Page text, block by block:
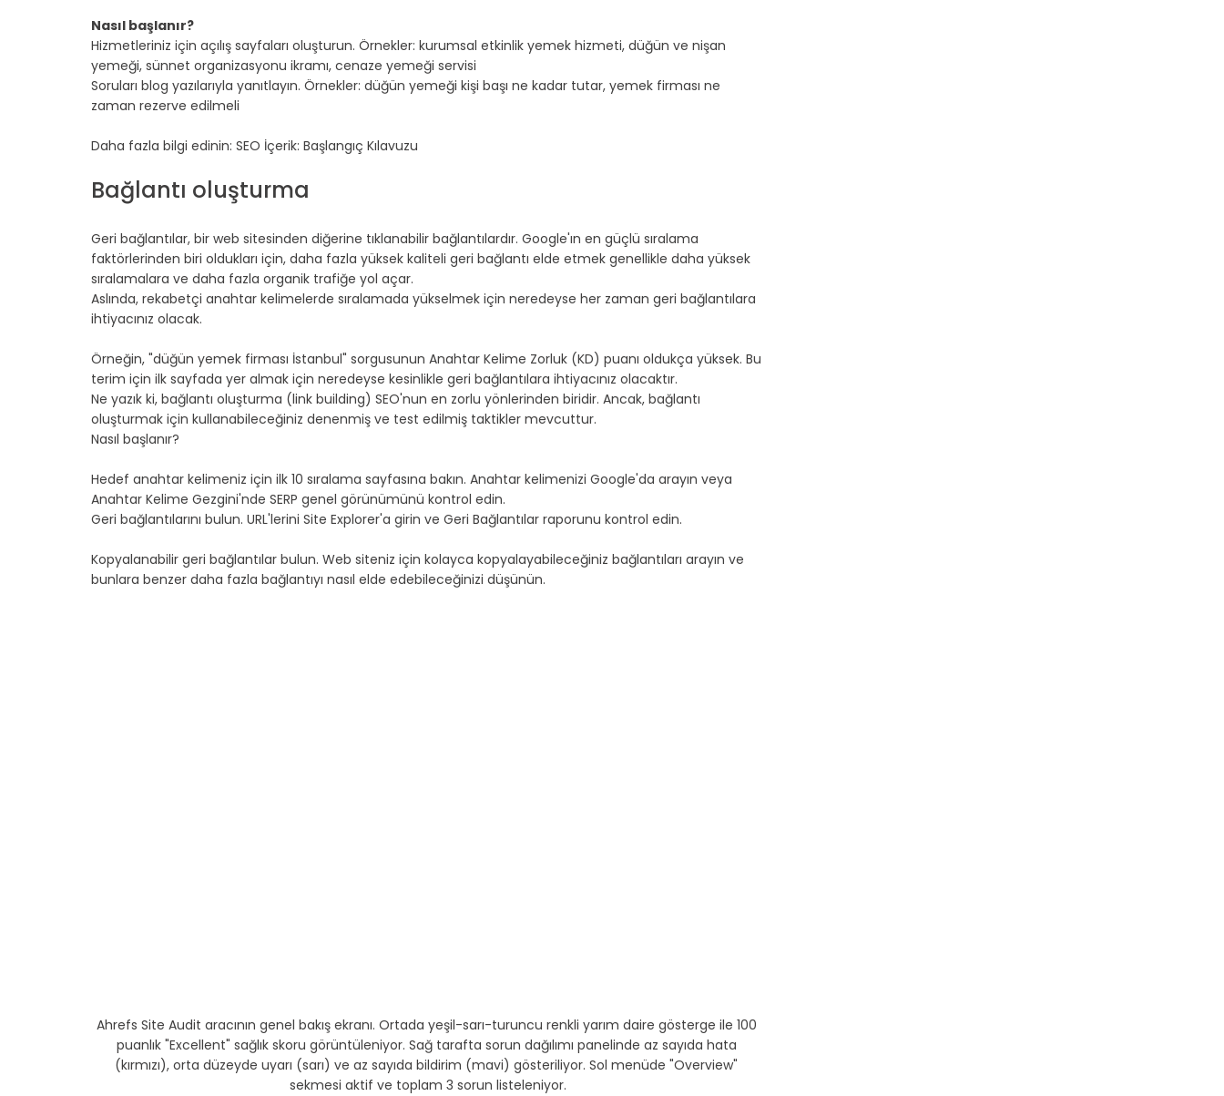
Nasıl başlanır?
Hizmetleriniz için açılış sayfaları oluşturun. Örnekler: kurumsal etkinlik yemek hizmeti, düğün ve nişan
yemeği, sünnet organizasyonu ikramı, cenaze yemeği servisi
Soruları blog yazılarıyla yanıtlayın. Örnekler: düğün yemeği kişi başı ne kadar tutar, yemek firması ne
zaman rezerve edilmeli
Daha fazla bilgi edinin: SEO İçerik: Başlangıç Kılavuzu
Bağlantı oluşturma
Geri bağlantılar, bir web sitesinden diğerine tıklanabilir bağlantılardır. Google'ın en güçlü sıralama
faktörlerinden biri oldukları için, daha fazla yüksek kaliteli geri bağlantı elde etmek genellikle daha yüksek
sıralamalara ve daha fazla organik trafiğe yol açar.
Aslında, rekabetçi anahtar kelimelerde sıralamada yükselmek için neredeyse her zaman geri bağlantılara
ihtiyacınız olacak.
Örneğin, "düğün yemek firması İstanbul" sorgusunun Anahtar Kelime Zorluk (KD) puanı oldukça yüksek. Bu
terim için ilk sayfada yer almak için neredeyse kesinlikle geri bağlantılara ihtiyacınız olacaktır.
Ne yazık ki, bağlantı oluşturma (link building) SEO'nun en zorlu yönlerinden biridir. Ancak, bağlantı
oluşturmak için kullanabileceğiniz denenmiş ve test edilmiş taktikler mevcuttur.
Nasıl başlanır?
Hedef anahtar kelimeniz için ilk 10 sıralama sayfasına bakın. Anahtar kelimenizi Google'da arayın veya
Anahtar Kelime Gezgini'nde SERP genel görünümünü kontrol edin.
Geri bağlantılarını bulun. URL'lerini Site Explorer'a girin ve Geri Bağlantılar raporunu kontrol edin.
Kopyalanabilir geri bağlantılar bulun. Web siteniz için kolayca kopyalayabileceğiniz bağlantıları arayın ve
bunlara benzer daha fazla bağlantıyı nasıl elde edebileceğinizi düşünün.
Ahrefs Site Audit aracının genel bakış ekranı. Ortada yeşil-sarı-turuncu renkli yarım daire gösterge ile 100
puanlık "Excellent" sağlık skoru görüntüleniyor. Sağ tarafta sorun dağılımı panelinde az sayıda hata
(kırmızı), orta düzeyde uyarı (sarı) ve az sayıda bildirim (mavi) gösteriliyor. Sol menüde "Overview"
sekmesi aktif ve toplam 3 sorun listeleniyor.